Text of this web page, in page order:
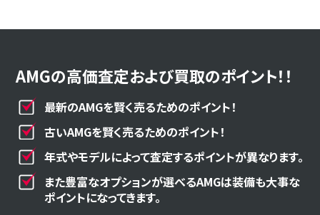
AMGの高価査定および買取のポイント！！
最新のAMGを賢く売るためのポイント！
古いAMGを賢く売るためのポイント！
年式やモデルによって査定するポイントが異なります。
また豊富なオプションが選べるAMGは装備も大事な
ポイントになってきます。